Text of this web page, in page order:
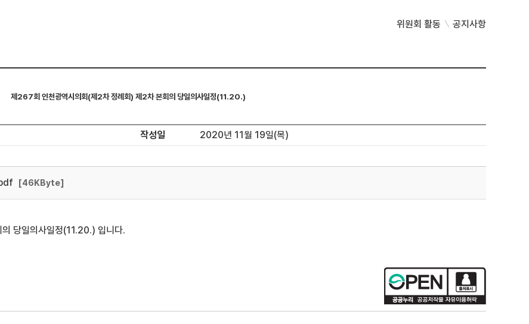
위원회 활동 공지사항
제267회 인천광역시의회(제2차 정례회) 제2차 본회의 당일의사일정(11.20.)
작성일
2020년 11월 19일(목)
[46KByte]
당일의사일정(11.20.) 입니다.